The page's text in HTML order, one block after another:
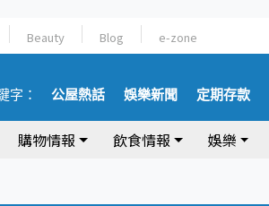
Beauty Blog e-zone
字： 公屋熱話 娛樂新聞 定期存款
購物情報 飲食情報 娛樂